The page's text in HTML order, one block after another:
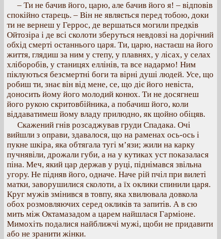
– Ти не бачив його, царю, але бачив його я! – відповів
спокійно старець. – Він не являється перед тобою, доки
ти не вернеш у Геррос, де вершаться могили предків
Ойтозіра і де всі сколоти зберуться невдовзі на дорічний
обхід смерті останнього царя. Ти, царю, настаєш на його
життя, глядиш за ним у степу, у плавнях, у лісах, у селах
хліборобів, у станицях еллінів, та все надармо! Ним
піклуються безсмертні боги та вірні душі людей. Усе, що
робиш ти, знає він від мене, се, що діє його невіста,
доносить йому його молодий конюх. Ти не досягнеш
його рукою скритовбійника, а побачиш його, коли
віддаватимеш йому владу прилюдно, як щойно обіцяв.
Скажений гнів розсаджував груди Спадака. Очі
вийшли з оправи, здавалося, що на раменах ось-ось і
пукне шкіра, яка обтягала тугі м’язи; жили на карку
пучнявіли, дрожали губи, а на у кутиках уст показалася
піна. Меч, який цар держав у руці, піднімався звільна
угору. Не підняв його, одначе. Наче рій пчіл при вилеті
матки, заворушилися сколоти, а їх оклики спинили царя.
Круг мужів змінився в товпу, яка хвилювала довкола
обох розмовляючих серед окликів та запитів. А в сю
мить між Октамазадом а царем найшлася Гарміоне.
Мимохіть подалися найближчі мужі, щоби не придавити
або не зранити жінки.